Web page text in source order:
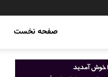
صفحه نخست